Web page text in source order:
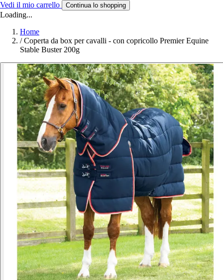
Vedi il mio carrello Continua lo shopping
Loading...
Home
/ Coperta da box per cavalli - con copricollo Premier Equine
Stable Buster 200g